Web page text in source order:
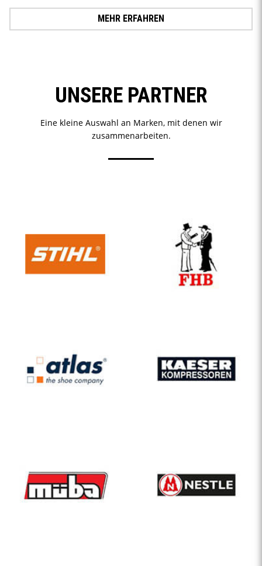
MEHR ERFAHREN
UNSERE PARTNER
Eine kleine Auswahl an Marken, mit denen wir
zusammenarbeiten.